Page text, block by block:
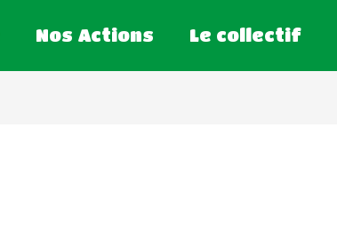
Nos Actions Le collectif